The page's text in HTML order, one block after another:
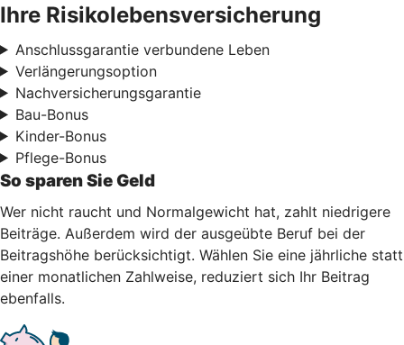
Ihre Risikolebensversicherung
Anschlussgarantie verbundene Leben
Verlängerungsoption
Nachversicherungsgarantie
Bau-Bonus
Kinder-Bonus
Pflege-Bonus
So sparen Sie Geld
Wer nicht raucht und Normalgewicht hat, zahlt niedrigere
Beiträge. Außerdem wird der ausgeübte Beruf bei der
Beitragshöhe berücksichtigt. Wählen Sie eine jährliche statt
einer monatlichen Zahlweise, reduziert sich Ihr Beitrag
ebenfalls.